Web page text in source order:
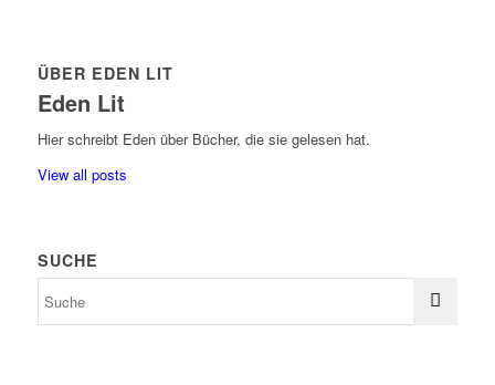
ÜBER EDEN LIT
Eden Lit
Hier schreibt Eden über Bücher, die sie gelesen hat.
View all posts
SUCHE